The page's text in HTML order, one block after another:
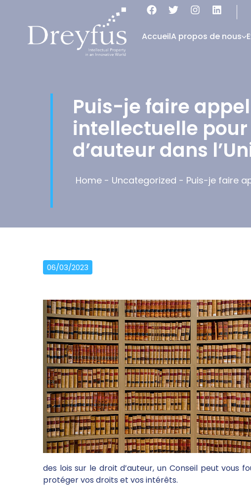
AccueilA propos de nous
Puis-je faire
intellectuelle
d’auteur dans
Home - Uncategorized - Puis-je faire
06/03/2023
des lois sur le droit d’auteur, un Conseil peut vous
protéger vos droits et vos intérêts.